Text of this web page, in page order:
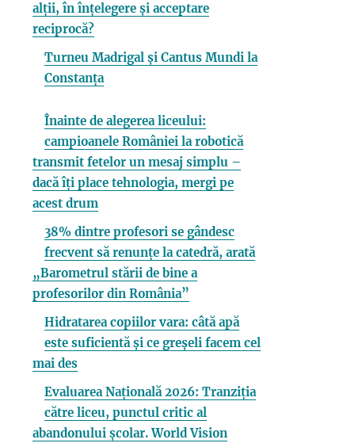
alții, în înțelegere și acceptare
reciprocă?
Turneu Madrigal și Cantus Mundi la
Constanța
Înainte de alegerea liceului:
campioanele României la robotică
transmit fetelor un mesaj simplu –
dacă îți place tehnologia, mergi pe
acest drum
38% dintre profesori se gândesc
frecvent să renunțe la catedră, arată
„Barometrul stării de bine a
profesorilor din România”
Hidratarea copiilor vara: câtă apă
este suficientă și ce greșeli facem cel
mai des
Evaluarea Națională 2026: Tranziția
către liceu, punctul critic al
abandonului școlar. World Vision